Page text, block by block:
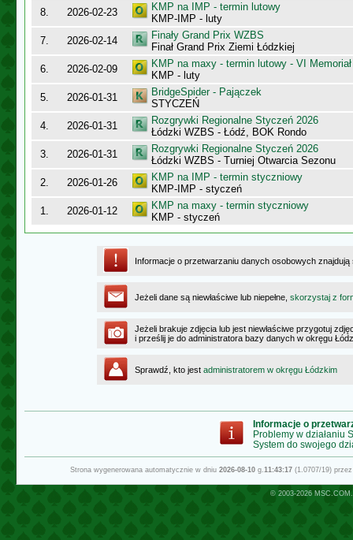
8.
2026-02-23
KMP na IMP - termin lutowy
KMP-IMP - luty
7.
2026-02-14
Finały Grand Prix WZBS
Finał Grand Prix Ziemi Łódzkiej
6.
2026-02-09
KMP na maxy - termin lutowy - VI
KMP - luty
5.
2026-01-31
BridgeSpider - Pajączek
STYCZEŃ
4.
2026-01-31
Rozgrywki Regionalne Styczeń 2026
Łódzki WZBS - Łódź, BOK Rondo
3.
2026-01-31
Rozgrywki Regionalne Styczeń 2026
Łódzki WZBS - Turniej Otwarcia Sezonu
2.
2026-01-26
KMP na IMP - termin styczniowy
KMP-IMP - styczeń
1.
2026-01-12
KMP na maxy - termin styczniowy
KMP - styczeń
Informacje o przetwarzaniu danych osobowych
Jeżeli dane są niewłaściwe lub niepełne, skorzystaj z
Jeżeli brakuje zdjęcia lub jest niewłaściwe przygotuj
i prześlij je do administratora bazy danych w okręgu
Sprawdź, kto jest administratorem w okręgu Łódzkim
Informacje o
Problemy w działaniu
System do swojego
Strona wygenerowana automatycznie w dniu 2026-08-10g.11:43:17(1.0707/19)
© 2003-2026